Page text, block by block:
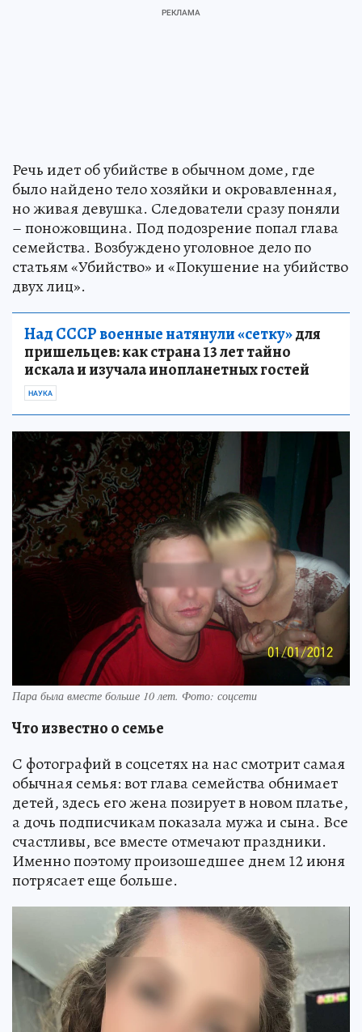
Речь идет об убийстве в обычном доме, где
было найдено тело хозяйки и окровавленная,
но живая девушка. Следователи сразу поняли
– поножовщина. Под подозрение попал глава
семейства. Возбуждено уголовное дело по
статьям «Убийство» и «Покушение на убийство
двух лиц».
Над СССР военные натянули «сетку»для
пришельцев: как страна 13 лет тайно
искала и изучала инопланетных гостей
НАУКА
Пара была вместе больше 10 лет. Фото: соцсети
Что известно о семье
С фотографий в соцсетях на нас смотрит самая
обычная семья: вот глава семейства обнимает
детей, здесь его жена позирует в новом платье,
а дочь подписчикам показала мужа и сына. Все
счастливы, все вместе отмечают праздники.
Именно поэтому произошедшее днем 12 июня
потрясает еще больше.